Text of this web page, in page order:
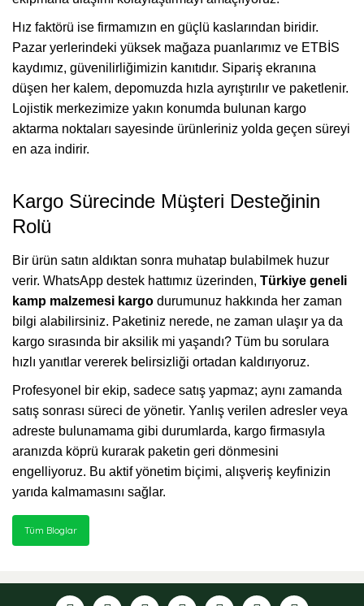
Hız faktörü ise firmamızın en güçlü kaslarından biridir.
Pazar yerlerindeki yüksek mağaza puanlarımız ve ETBİS
kaydımız, güvenilirliğimizin kanıtıdır. Sipariş ekranına
düşen her kalem, depomuzda hızla ayrıştırılır ve paketlenir.
Lojistik merkezimize yakın konumda bulunan kargo
aktarma noktaları sayesinde ürünleriniz yolda geçen süreyi
en aza indirir.
Kargo Sürecinde Müşteri Desteğinin
Rolü
Bir ürün satın aldıktan sonra muhatap bulabilmek huzur
verir. WhatsApp destek hattımız üzerinden, Türkiye geneli
kamp malzemesi kargo durumunuz hakkında her zaman
bilgi alabilirsiniz. Paketiniz nerede, ne zaman ulaşır ya da
kargo sırasında bir aksilik mi yaşandı? Tüm bu sorulara
hızlı yanıtlar vererek belirsizliği ortadan kaldırıyoruz.
Profesyonel bir ekip, sadece satış yapmaz; aynı zamanda
satış sonrası süreci de yönetir. Yanlış verilen adresler veya
adreste bulunamama gibi durumlarda, kargo firmasıyla
aranızda köprü kurarak paketin geri dönmesini
engelliyoruz. Bu aktif yönetim biçimi, alışveriş keyfinizin
yarıda kalmamasını sağlar.
Tüm Bloglar